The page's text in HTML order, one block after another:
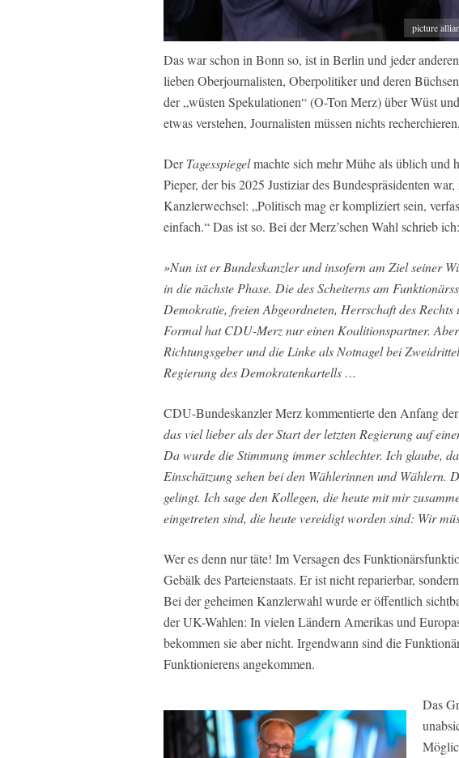
picture
Das war schon in Bonn so, ist in Berlin und jeder
lieben Oberjournalisten, Oberpolitiker und deren
der „wüsten Spekulationen“ (O-Ton Merz) über Wüst
etwas verstehen, Journalisten müssen nichts
DerTagesspiegelmachte sich mehr Mühe als üblich und
Pieper, der bis 2025 Justiziar des Bundespräsidenten
Kanzlerwechsel: „Politisch mag er kompliziert sein,
einfach.“ Das ist so. Bei der Merz’schen Wahl schrieb ich:
»Nun ist er Bundeskanzler und insofern am Ziel seiner
in die nächste Phase. Die des Scheiterns am
Demokratie, freien Abgeordneten, Herrschaft des
Formal hat CDU-Merz nur einen Koalitionspartner.
Richtungsgeber und die Linke als Notnagel bei
Regierung des Demokratenkartells …
CDU-Bundeskanzler Merz kommentierte den Anfang
das viel lieber als der Start der letzten Regierung auf
Da wurde die Stimmung immer schlechter. Ich glaube,
Einschätzung sehen bei den Wählerinnen und Wählern.
gelingt. Ich sage den Kollegen, die heute mit mir
eingetreten sind, die heute vereidigt worden sind: Wir
Wer es denn nur täte! Im Versagen des
Gebälk des Parteienstaats. Er ist nicht reparierbar,
Bei der geheimen Kanzlerwahl wurde er öffentlich
der UK-Wahlen: In vielen Ländern Amerikas und
bekommen sie aber nicht. Irgendwann sind die
Funktionierens angekommen.
Das